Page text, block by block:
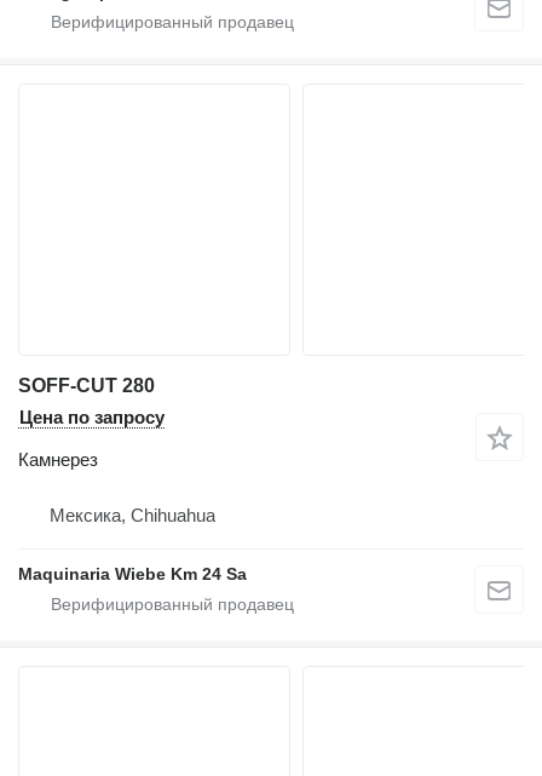
SOFF-CUT 280
Цена по запросу
Камнерез
Мексика, Chihuahua
Maquinaria Wiebe Km 24 Sa